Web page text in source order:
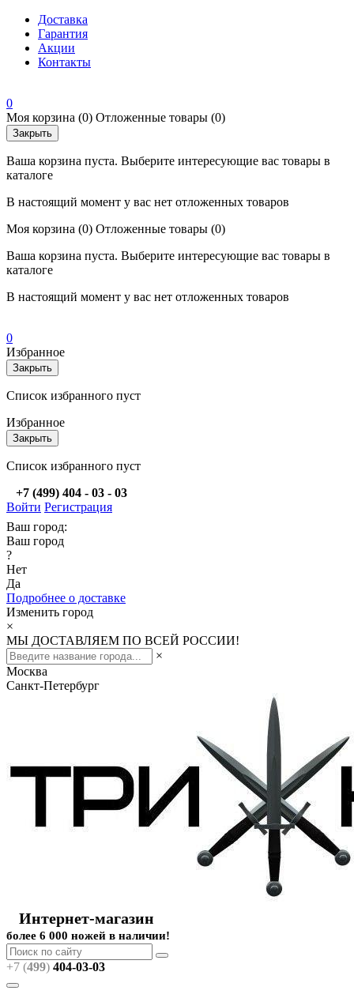
Доставка
Гарантия
Акции
Контакты
0
Моя корзина (0) Отложенные товары (0)
Закрыть
Ваша корзина пуста. Выберите интересующие вас товары в
каталоге
В настоящий момент у вас нет отложенных товаров
Моя корзина (0) Отложенные товары (0)
Ваша корзина пуста. Выберите интересующие вас товары в
каталоге
В настоящий момент у вас нет отложенных товаров
0
Избранное
Закрыть
Список избранного пуст
Избранное
Закрыть
Список избранного пуст
+7 (499) 404 - 03 - 03
Войти Регистрация
Ваш город:
Ваш город
?
Нет
Да
Подробнее о доставке
Изменить город
×
МЫ ДОСТАВЛЯЕМ ПО ВСЕЙ РОССИИ!
×
Москва
Санкт-Петербург
Интернет-магазин
более 6 000 ножей в наличии!
+7 (499) 404-03-03